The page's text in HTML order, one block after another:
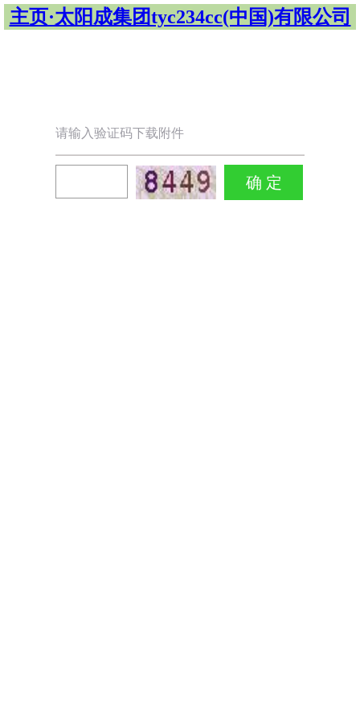
主页·太阳成集团tyc234cc(中国)有限公司
请输入验证码下载附件